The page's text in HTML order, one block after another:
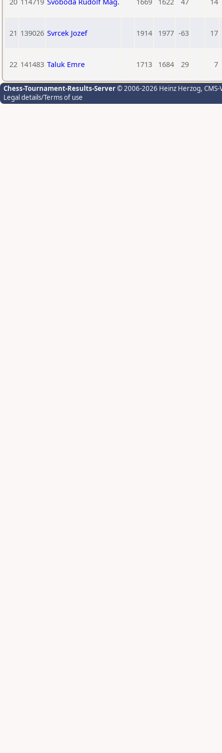
21 139026 Svrcek Jozef 1914 1977 -63 17
22 141483 Taluk Emre 1713 1684 29 7
Chess-Tournament-Results-Server© 2006-2026 Heinz Herzog,
Legal details/Terms of use